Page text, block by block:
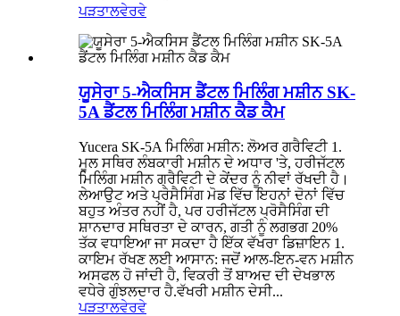
ਪੜਤਾਲਵੇਰਵੇ
ਯੂਸੇਰਾ 5-ਐਕਸਿਸ ਡੈਂਟਲ ਮਿਲਿੰਗ ਮਸ਼ੀਨ SK-
5A ਡੈਂਟਲ ਮਿਲਿੰਗ ਮਸ਼ੀਨ ਕੈਡ ਕੈਮ
Yucera SK-5A ਮਿਲਿੰਗ ਮਸ਼ੀਨ: ਲੋਅਰ ਗਰੈਵਿਟੀ 1.
ਮੂਲ ਸਥਿਰ ਲੰਬਕਾਰੀ ਮਸ਼ੀਨ ਦੇ ਅਧਾਰ 'ਤੇ, ਹਰੀਜੱਟਲ
ਮਿਲਿੰਗ ਮਸ਼ੀਨ ਗ੍ਰੈਵਿਟੀ ਦੇ ਕੇਂਦਰ ਨੂੰ ਨੀਵਾਂ ਰੱਖਦੀ ਹੈ।
ਲੇਆਉਟ ਅਤੇ ਪ੍ਰੋਸੈਸਿੰਗ ਮੋਡ ਵਿੱਚ ਇਹਨਾਂ ਦੋਨਾਂ ਵਿੱਚ
ਬਹੁਤ ਅੰਤਰ ਨਹੀਂ ਹੈ, ਪਰ ਹਰੀਜੱਟਲ ਪ੍ਰੋਸੈਸਿੰਗ ਦੀ
ਸ਼ਾਨਦਾਰ ਸਥਿਰਤਾ ਦੇ ਕਾਰਨ, ਗਤੀ ਨੂੰ ਲਗਭਗ 20%
ਤੱਕ ਵਧਾਇਆ ਜਾ ਸਕਦਾ ਹੈ ਇੱਕ ਵੱਖਰਾ ਡਿਜ਼ਾਇਨ 1.
ਕਾਇਮ ਰੱਖਣ ਲਈ ਆਸਾਨ: ਜਦੋਂ ਆਲ-ਇਨ-ਵਨ ਮਸ਼ੀਨ
ਅਸਫਲ ਹੋ ਜਾਂਦੀ ਹੈ, ਵਿਕਰੀ ਤੋਂ ਬਾਅਦ ਦੀ ਦੇਖਭਾਲ
ਵਧੇਰੇ ਗੁੰਝਲਦਾਰ ਹੈ.ਵੱਖਰੀ ਮਸ਼ੀਨ ਦੇਸੀ...
ਪੜਤਾਲਵੇਰਵੇ